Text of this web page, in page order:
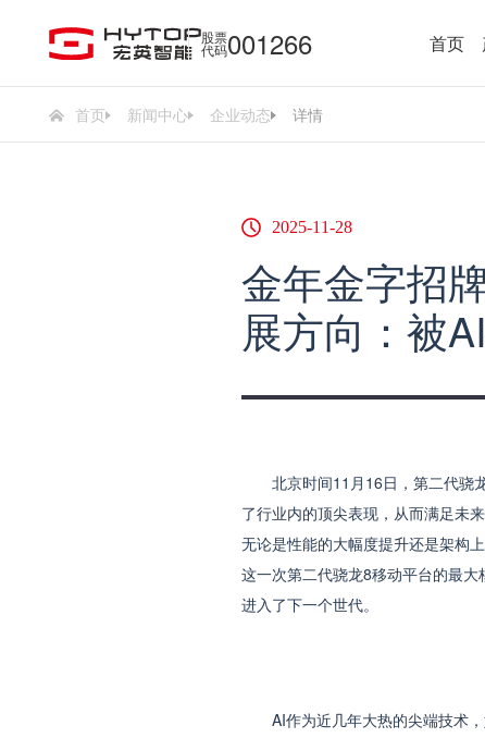
股票
代码001266 首页
首页 新闻中心 企业动态 详情
2025-11-28
金年金字招
展方向：被
北京时间11月16日，第二代骁龙
了行业内的顶尖表现，从而满足未
无论是性能的大幅度提升还是架构
这一次第二代骁龙8移动平台的最
进入了下一个世代。
AI作为近几年大热的尖端技术，